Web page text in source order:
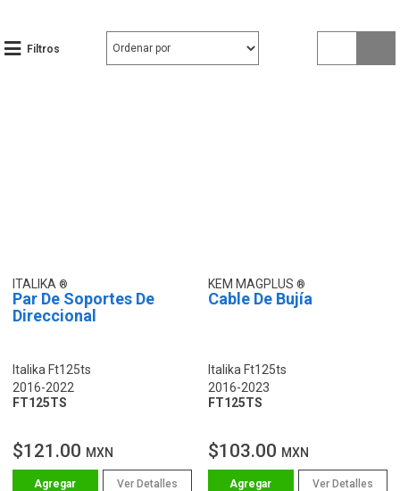
Filtros
ITALIKA
Par De Soportes De
Direccional
Italika Ft125ts
2016-2022
FT125TS
$121.00 MXN
Ver Detalles
KEM MAGPLUS
Cable De Bujía
Italika Ft125ts
2016-2023
FT125TS
$103.00 MXN
Ver Detalles